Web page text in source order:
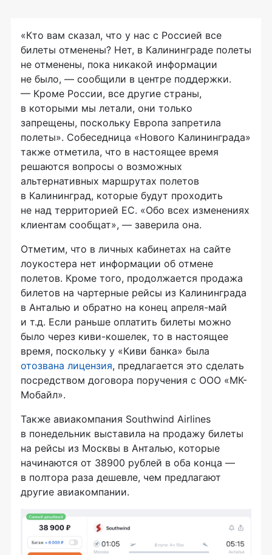
«Кто вам сказал, что у нас с Россией все
билеты отменены? Нет, в Калининграде полеты
не отменены, пока никакой информации
не было, — сообщили в центре поддержки.
— Кроме России, все другие страны,
в которыми мы летали, они только
запрещены, поскольку Европа запретила
полеты». Собеседница «Нового Калининграда»
также отметила, что в настоящее время
решаются вопросы о возможных
альтернативных маршрутах полетов
в Калининград, которые будут проходить
не над территорией ЕС. «Обо всех изменениях
клиентам сообщат», — заверила она.
Отметим, что в личных кабинетах на сайте
лоукостера нет информации об отмене
полетов. Кроме того, продолжается продажа
билетов на чартерные рейсы из Калининграда
в Анталью и обратно на конец апреля-май
и т.д. Если раньше оплатить билеты можно
было через киви-кошелек, то в настоящее
время, поскольку у «Киви банка» была
отозвана лицензия, предлагается это сделать
посредством договора поручения с ООО «МК-
Мобайл».
Также авиакомпания Southwind Airlines
в понедельник выставила на продажу билеты
на рейсы из Москвы в Анталью, которые
начинаются от 38900 рублей в оба конца —
в полтора раза дешевле, чем предлагают
другие авиакомпании.